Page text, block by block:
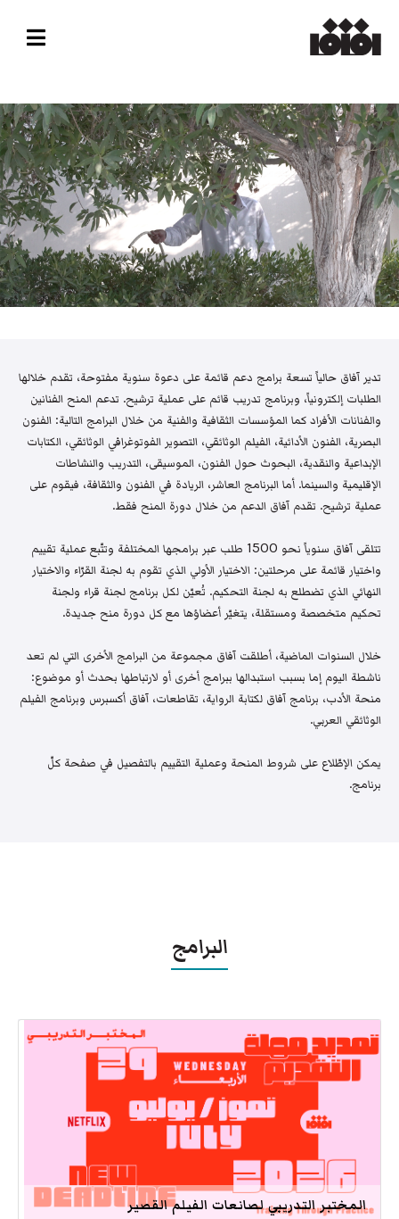
تدير آفاق حالياً تسعة برامج دعم قائمة على دعوة سنوية مفتوحة، تقدم خلالها
الطلبات إلكترونياً، وبرنامج تدريب قائم على عملية ترشيح. تدعم المنح الفنانين
والفنانات الأفراد كما المؤسسات الثقافية والفنية من خلال البرامج التالية: الفنون
البصرية، الفنون الأدائية، الفيلم الوثائقي، التصوير الفوتوغرافي الوثائقي، الكتابات
الإبداعية والنقدية، البحوث حول الفنون، الموسيقى، التدريب والنشاطات
الإقليمية والسينما. أما البرنامج العاشر، الريادة في الفنون والثقافة، فيقوم على
عملية ترشيح. تقدم آفاق الدعم من خلال دورة المنح فقط.
تتلقى آفاق سنوياً نحو 1500 طلب عبر برامجها المختلفة وتتّبع عملية تقييم
واختيار قائمة على مرحلتين: الاختيار الأولي الذي تقوم به لجنة القرّاء والاختيار
النهائي الذي تضطلع به لجنة التحكيم. تُعيّن لكل برنامج لجنة قراء ولجنة
تحكيم متخصصة ومستقلة، يتغيّر أعضاؤها مع كل دورة منح جديدة.
خلال السنوات الماضية، أطلقت آفاق مجموعة من البرامج الأخرى التي لم تعد
ناشطة اليوم إما بسبب استبدالها ببرامج أخرى أو لارتباطها بحدث أو موضوع:
منحة الأدب، برنامج آفاق لكتابة الرواية، تقاطعات، آفاق أكسبرس وبرنامج الفيلم
الوثائقي العربي.
يمكن الإطّلاع على شروط المنحة وعملية التقييم بالتفصيل في صفحة كلّ
برنامج.
البرامج
المختبر التدريبي لصانعات الفيلم القصير